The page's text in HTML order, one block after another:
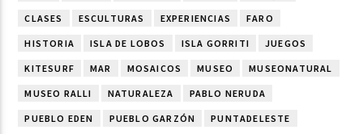
CLASES ESCULTURAS EXPERIENCIAS FARO
HISTORIA ISLA DE LOBOS ISLA GORRITI JUEGOS
KITESURF MAR MOSAICOS MUSEO MUSEONATURAL
MUSEO RALLI NATURALEZA PABLO NERUDA
PUEBLO EDEN PUEBLO GARZÓN PUNTADELESTE